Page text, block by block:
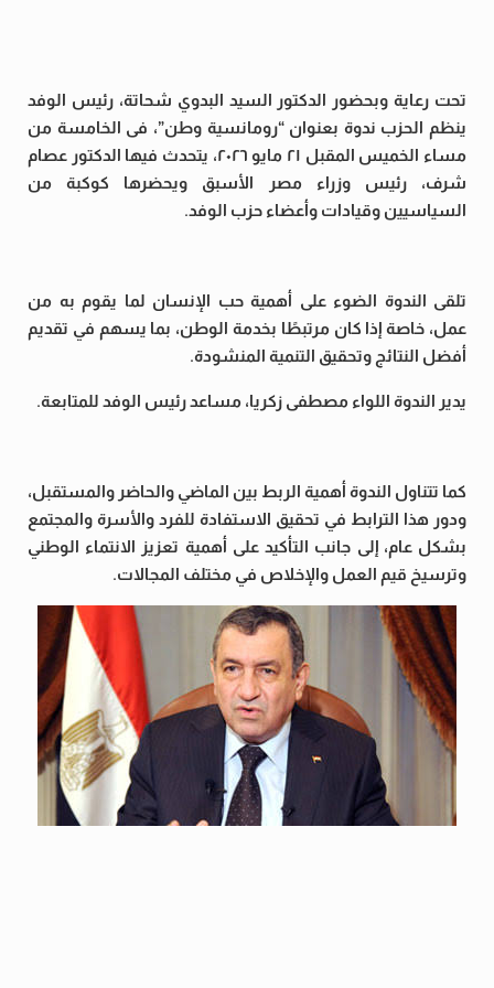
تحت رعاية وبحضور الدكتور السيد البدوي شحاتة، رئيس الوفد
ينظم الحزب ندوة بعنوان “رومانسية وطن”، فى الخامسة من
مساء الخميس المقبل ٢١ مايو ٢٠٢٦، يتحدث فيها الدكتور عصام
شرف، رئيس وزراء مصر الأسبق ويحضرها كوكبة من
السياسيين وقيادات وأعضاء حزب الوفد.
تلقى الندوة الضوء على أهمية حب الإنسان لما يقوم به من
عمل، خاصة إذا كان مرتبطًا بخدمة الوطن، بما يسهم في تقديم
أفضل النتائج وتحقيق التنمية المنشودة.
يدير الندوة اللواء مصطفى زكريا، مساعد رئيس الوفد للمتابعة.
كما تتناول الندوة أهمية الربط بين الماضي والحاضر والمستقبل،
ودور هذا الترابط في تحقيق الاستفادة للفرد والأسرة والمجتمع
بشكل عام، إلى جانب التأكيد على أهمية تعزيز الانتماء الوطني
وترسيخ قيم العمل والإخلاص في مختلف المجالات.